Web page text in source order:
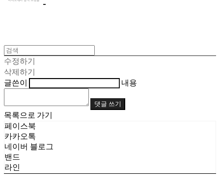
수정하기
삭제하기
글쓴이
내용
댓글 쓰기
목록으로 가기
페이스북
카카오톡
네이버 블로그
밴드
라인